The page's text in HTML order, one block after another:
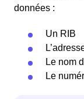
données :
Un RIB
Le nom
Le